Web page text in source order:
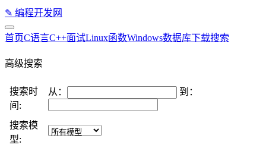
✎ 编程开发网
首页C语言C++面试Linux函数Windows数据库下载搜索
高级搜索
搜索时
间:
从： 到：
搜索模
型: